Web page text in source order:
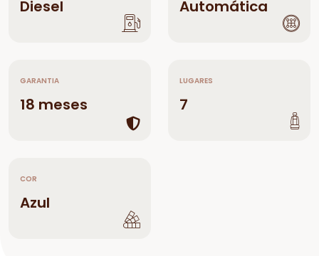
Diesel Automática
GARANTIA
18 meses
LUGARES
7
COR
Azul